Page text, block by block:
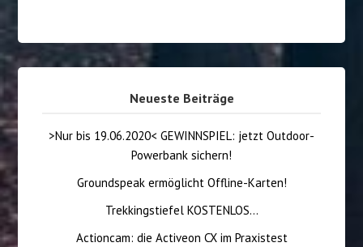
Neueste Beiträge
>Nur bis 19.06.2020< GEWINNSPIEL: jetzt Outdoor-
Powerbank sichern!
Groundspeak ermöglicht Offline-Karten!
Trekkingstiefel KOSTENLOS…
Actioncam: die Activeon CX im Praxistest